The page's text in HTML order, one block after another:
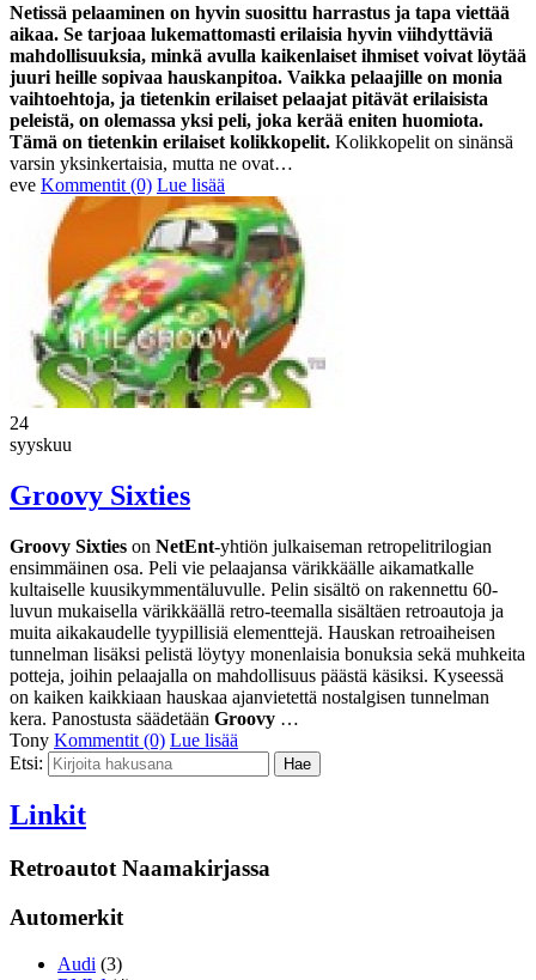
Netissä pelaaminen on hyvin suosittu harrastus ja tapa viettää
aikaa. Se tarjoaa lukemattomasti erilaisia hyvin viihdyttäviä
mahdollisuuksia, minkä avulla kaikenlaiset ihmiset voivat löytää
juuri heille sopivaa hauskanpitoa. Vaikka pelaajille on monia
vaihtoehtoja, ja tietenkin erilaiset pelaajat pitävät erilaisista
peleistä, on olemassa yksi peli, joka kerää eniten huomiota.
Tämä on tietenkin erilaiset kolikkopelit. Kolikkopelit on sinänsä
varsin yksinkertaisia, mutta ne ovat…
eve Kommentit (0) Lue lisää
24
syyskuu
Groovy Sixties
Groovy Sixties on NetEnt-yhtiön julkaiseman retropelitrilogian
ensimmäinen osa. Peli vie pelaajansa värikkäälle aikamatkalle
kultaiselle kuusikymmentäluvulle. Pelin sisältö on rakennettu 60-
luvun mukaisella värikkäällä retro-teemalla sisältäen retroautoja ja
muita aikakaudelle tyypillisiä elementtejä. Hauskan retroaiheisen
tunnelman lisäksi pelistä löytyy monenlaisia bonuksia sekä muhkeita
potteja, joihin pelaajalla on mahdollisuus päästä käsiksi. Kyseessä
on kaiken kaikkiaan hauskaa ajanvietettä nostalgisen tunnelman
kera. Panostusta säädetään Groovy …
Tony Kommentit (0) Lue lisää
Etsi:
Linkit
Retroautot Naamakirjassa
Automerkit
Audi (3)